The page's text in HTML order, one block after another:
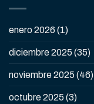
enero 2026 (1)
diciembre 2025 (35)
noviembre 2025 (46)
octubre 2025 (3)